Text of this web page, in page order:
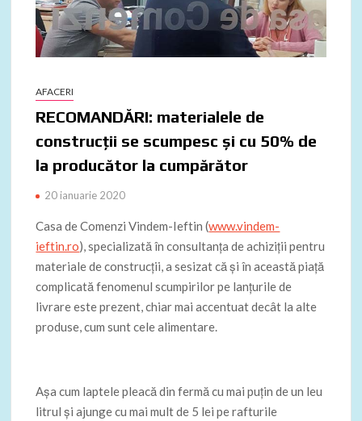
AFACERI
RECOMANDĂRI: materialele de
construcții se scumpesc și cu 50% de
la producător la cumpărător
20 ianuarie 2020
Casa de Comenzi Vindem-Ieftin (www.vindem-
ieftin.ro), specializată în consultanța de achiziții pentru
materiale de construcții, a sesizat că și în această piață
complicată fenomenul scumpirilor pe lanțurile de
livrare este prezent, chiar mai accentuat decât la alte
produse, cum sunt cele alimentare.
Așa cum laptele pleacă din fermă cu mai puțin de un leu
litrul și ajunge cu mai mult de 5 lei pe rafturile